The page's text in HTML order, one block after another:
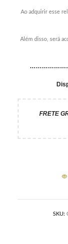
Ao adquirir esse
Além disso, será
FRETE
SKU: